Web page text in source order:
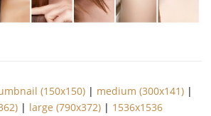
(150x150) | medium (300x141) |
| large (790x372) | 1536x1536